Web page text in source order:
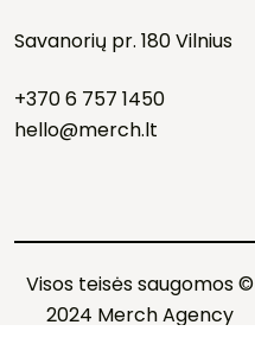
Savanorių pr. 180 Vilnius
+370 6 757 1450
hello@merch.lt
Visos teisės saugomos ©
2024 Merch Agency